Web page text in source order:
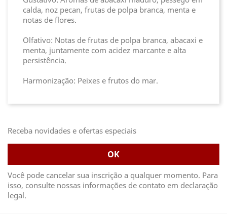
calda, noz pecan, frutas de polpa branca, menta e
notas de ­flores.
Olfativo: Notas de frutas de polpa branca, abacaxi e
menta, juntamente com acidez marcante e alta
persistência.
Harmonização: Peixes e frutos do mar.
Receba novidades e ofertas especiais
Você pode cancelar sua inscrição a qualquer momento. Para
isso, consulte nossas informações de contato em declaração
legal.